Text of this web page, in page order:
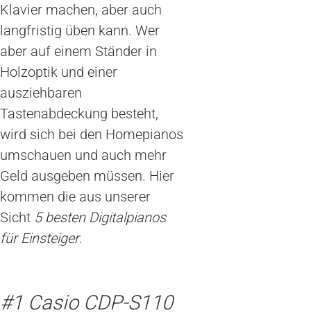
Klavier machen, aber auch
langfristig üben kann. Wer
aber auf einem Ständer in
Holzoptik und einer
ausziehbaren
Tastenabdeckung besteht,
wird sich bei den Homepianos
umschauen und auch mehr
Geld ausgeben müssen. Hier
kommen die aus unserer
Sicht 5 besten Digitalpianos
für Einsteiger.
#1 Casio CDP-S110